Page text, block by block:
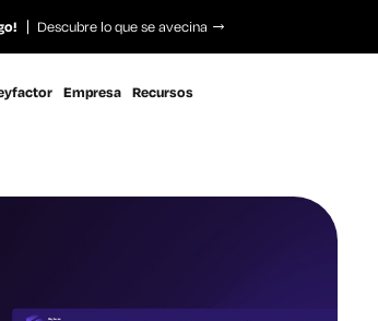
Descubre lo que se avecina
Empresa Recursos